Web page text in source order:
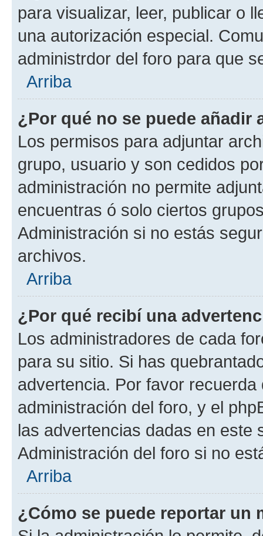
para visualizar, leer, publicar o
una autorización especial.
administrdor del foro para que
Arriba
¿Por qué no se puede añadir
Los permisos para adjuntar
grupo, usuario y son cedidos
administración no permite
encuentras ó solo ciertos
Administración si no estás
archivos.
Arriba
¿Por qué recibí una
Los administradores de cada
para su sitio. Si has
advertencia. Por favor
administración del foro, y el
las advertencias dadas en este
Administración del foro si no
Arriba
¿Cómo se puede reportar un